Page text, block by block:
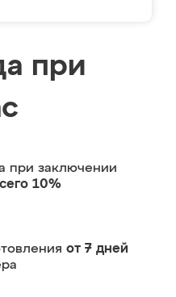
при
при заключении
10%
от 7 дней